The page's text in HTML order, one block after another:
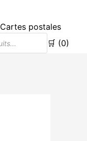
Cartes postales
🛒 (0)